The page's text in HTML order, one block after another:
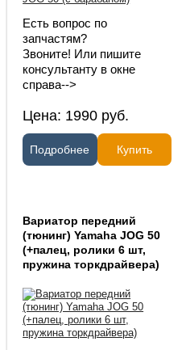
Есть вопрос по
запчастям?
Звоните! Или пишите
консультанту в окне
справа-->
Цена: 1990 руб.
Подробнее Купить
Вариатор передний
(тюнинг) Yamaha JOG 50
(+палец, ролики 6 шт,
пружина торкдрайвера)